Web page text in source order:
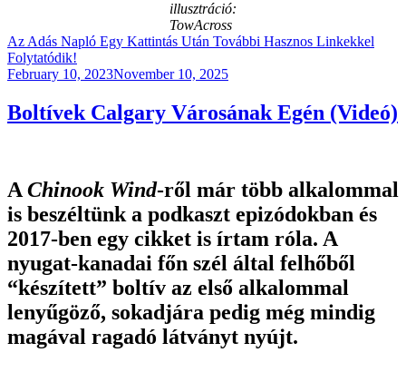
illusztráció:
TowAcross
Az Adás Napló Egy Kattintás Után További Hasznos Linkekkel
Folytatódik!
Posted
February 10, 2023November 10, 2025
Boltívek Calgary Városának Egén (Videó)
A Chinook Wind-ről már több alkalommal
is beszéltünk a podkaszt epizódokban és
2017-ben egy cikket is írtam róla. A
nyugat-kanadai főn szél által felhőből
“készített” boltív az első alkalommal
lenyűgöző, sokadjára pedig még mindig
magával ragadó látványt nyújt.